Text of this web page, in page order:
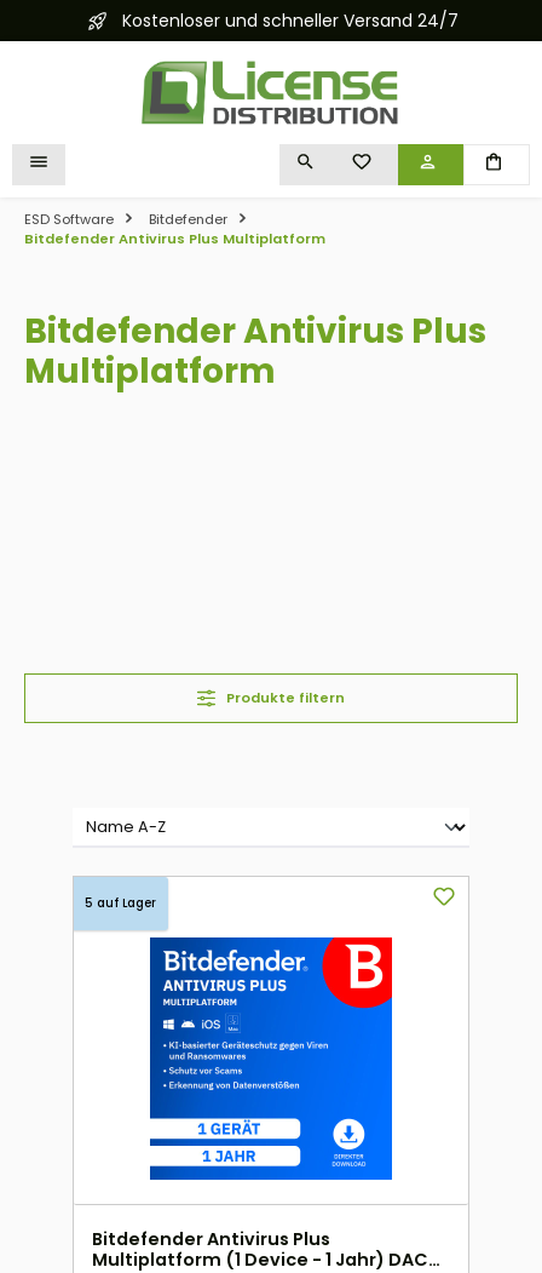
springenKostenloser und schneller Versand 24/7
DU HAST 0 PRODUKTE
ESD Software
Bitdefender
Bitdefender Antivirus Plus Multiplatform
Bitdefender Antivirus Plus
Multiplatform
Produkte filtern
5 auf Lager
Bitdefender Antivirus Plus
Multiplatform (1 Device - 1 Jahr) DACH